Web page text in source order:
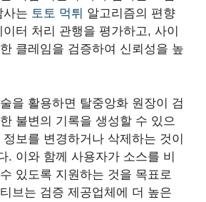
사는 토토 먹튀 알고리즘의 편향
터 처리 관행을 평가하고, 사이
클레임을 검증하여 신뢰성을 높
을 활용하면 탈중앙화 원장이 검
불변의 기록을 생성할 수 있으
보를 변경하거나 삭제하는 것이
. 이와 함께 사용자가 소스를 비
있도록 지원하는 것을 목표로
브는 검증 제공업체에 더 높은